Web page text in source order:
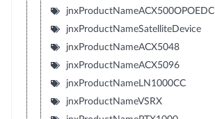
jnxProductNameACX500OPOEDC
jnxProductNameSatelliteDevice
jnxProductNameACX5048
jnxProductNameACX5096
jnxProductNameLN1000CC
jnxProductNameVSRX